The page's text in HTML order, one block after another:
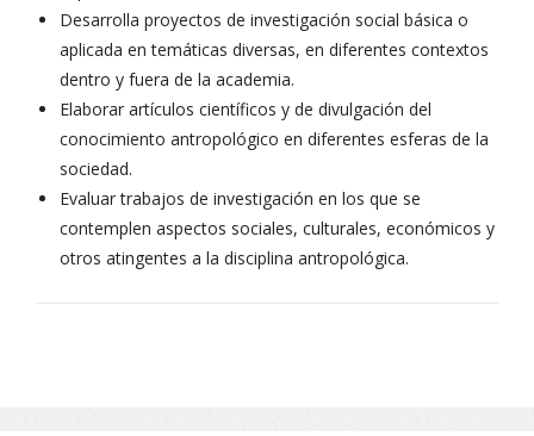
Desarrolla proyectos de investigación social básica o
aplicada en temáticas diversas, en diferentes contextos
dentro y fuera de la academia.
Elaborar artículos científicos y de divulgación del
conocimiento antropológico en diferentes esferas de la
sociedad.
Evaluar trabajos de investigación en los que se
contemplen aspectos sociales, culturales, económicos y
otros atingentes a la disciplina antropológica.